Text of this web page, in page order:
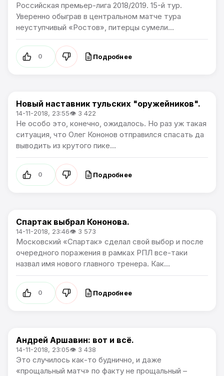
Российская премьер-лига 2018/2019. 15-й тур.
Уверенно обыграв в центральном матче тура
неуступчивый «Ростов», питерцы сумели...
0 Подробнее
Премьер лига
Новый наставник тульских "оружейников".
14-11-2018, 23:55👁 3 422
Не особо это, конечно, ожидалось. Но раз уж такая
ситуация, что Олег Кононов отправился спасать да
выводить из крутого пике...
0 Подробнее
Премьер лига
Спартак выбрал Кононова.
14-11-2018, 23:46👁 3 573
Московский «Спартак» сделал свой выбор и после
очередного поражения в рамках РПЛ все-таки
назвал имя нового главного тренера. Как...
0 Подробнее
Премьер лига
Андрей Аршавин: вот и всё.
14-11-2018, 23:05👁 3 438
Это случилось как-то буднично, и даже
«прощальный матч» по факту не прощальный –